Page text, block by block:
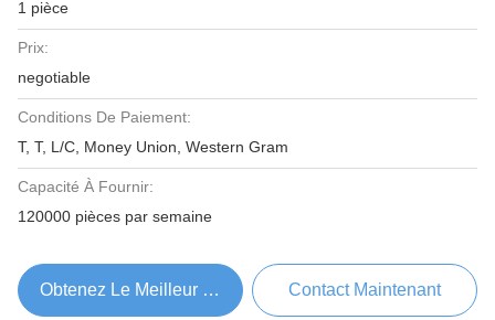
1 pièce
Prix:
negotiable
Conditions De Paiement:
T, T, L/C, Money Union, Western Gram
Capacité À Fournir:
120000 pièces par semaine
Obtenez Le Meilleur Prix Contact Maintenant